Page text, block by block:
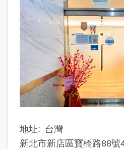
地址
台灣
新北市新店區寶橋路88號